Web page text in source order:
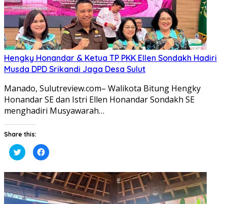
Hengky Honandar & Ketua TP PKK Ellen Sondakh Hadiri
Musda DPD Srikandi Jaga Desa Sulut
Manado, Sulutreview.com– Walikota Bitung Hengky
Honandar SE dan Istri Ellen Honandar Sondakh SE
menghadiri Musyawarah…
Share this:
Klik
untuk
berbagi
Twitter(Membuka
di
jendela
yang
baru)
Klik
untuk
Facebook(Membuka
di
jendela
yang
baru)